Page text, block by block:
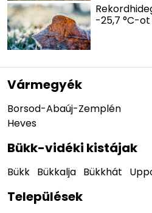
-25,7 °C-
Vármegyék
Borsod-Abaúj-Zemplén
Heves
Bükk-vidéki kistájak
Bükk Bükkalja Bükkhát
Települések